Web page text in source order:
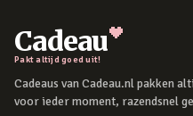
Cadeau
Pakt altijd goed uit!
Cadeaus van Cadeau.nl pakken
voor ieder moment, razendsnel